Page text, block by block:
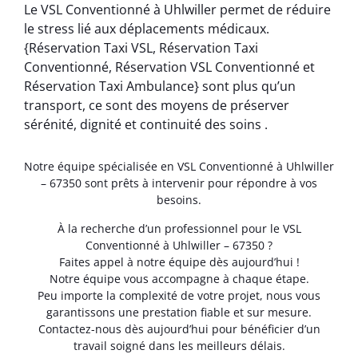
Le VSL Conventionné à Uhlwiller permet de réduire
le stress lié aux déplacements médicaux.
{Réservation Taxi VSL, Réservation Taxi
Conventionné, Réservation VSL Conventionné et
Réservation Taxi Ambulance} sont plus qu’un
transport, ce sont des moyens de préserver
sérénité, dignité et continuité des soins .
Notre équipe spécialisée en VSL Conventionné à Uhlwiller
– 67350 sont prêts à intervenir pour répondre à vos
besoins.
À la recherche d’un professionnel pour le VSL
Conventionné à Uhlwiller – 67350 ?
Faites appel à notre équipe dès aujourd’hui !
Notre équipe vous accompagne à chaque étape.
Peu importe la complexité de votre projet, nous vous
garantissons une prestation fiable et sur mesure.
Contactez-nous dès aujourd’hui pour bénéficier d’un
travail soigné dans les meilleurs délais.